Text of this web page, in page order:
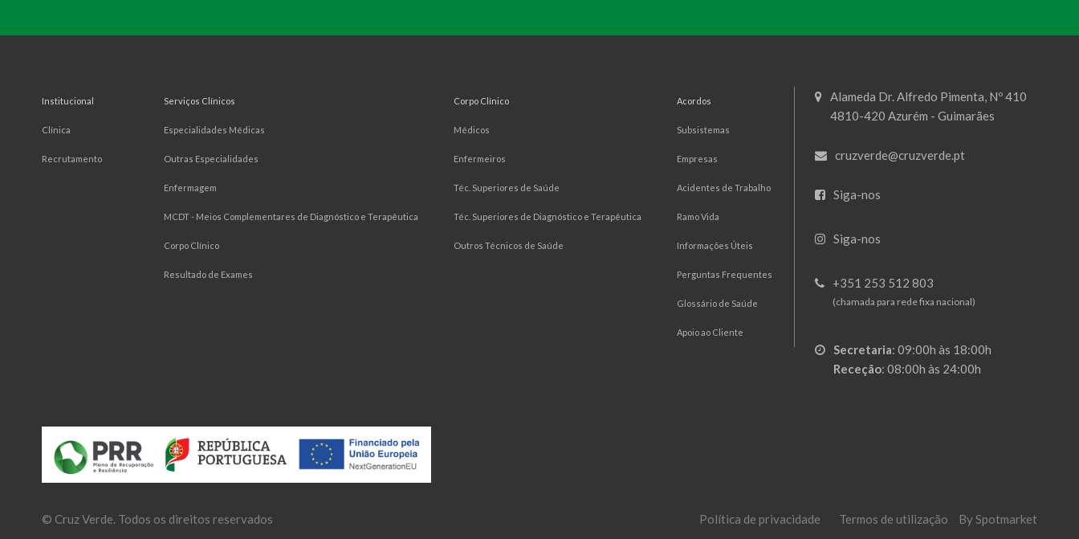
Institucional
Clínica
Recrutamento
Serviços Clínicos
Especialidades Médicas
Outras Especialidades
Enfermagem
MCDT - Meios Complementares de Diagnóstico e Terapêutica
Corpo Clínico
Resultado de Exames
Corpo Clínico
Médicos
Enfermeiros
Téc. Superiores de Saúde
Téc. Superiores de Diagnóstico e Terapêutica
Outros Técnicos de Saúde
Acordos
Subsistemas
Empresas
Acidentes de Trabalho
Ramo Vida
Informações Úteis
Perguntas Frequentes
Glossário de Saúde
Apoio ao Cliente
Alameda Dr. Alfredo Pimenta, Nº 410
4810-420 Azurém - Guimarães
cruzverde@cruzverde.pt
Siga-nos
Siga-nos
+351 253 512 803
(chamada para rede fixa nacional)
Secretaria: 09:00h às 18:00h
Receção: 08:00h às 24:00h
© Cruz Verde. Todos os direitos reservados Política de privacidade Termos de utilização By Spotmarket